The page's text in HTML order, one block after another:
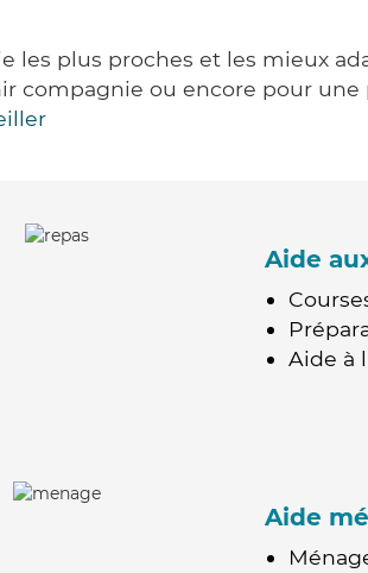
les plus proches et les mieux
compagnie ou encore pour une
Aide
Aide à
Aide